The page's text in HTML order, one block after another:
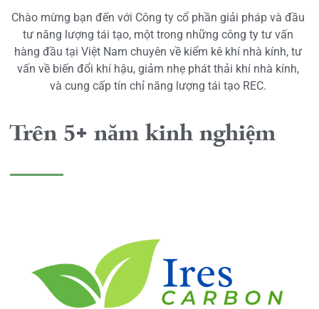
Chào mừng bạn đến với Công ty cổ phần giải pháp và đầu
tư năng lượng tái tạo, một trong những công ty tư vấn
hàng đầu tại Việt Nam chuyên về kiểm kê khí nhà kính, tư
vấn về biến đổi khí hậu, giảm nhẹ phát thải khí nhà kính,
và cung cấp tín chỉ năng lượng tái tạo REC.
Trên 5+ năm kinh nghiệm